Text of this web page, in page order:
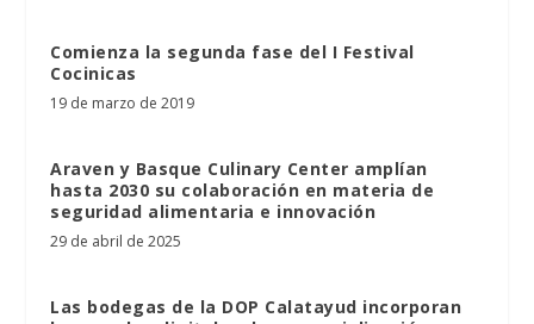
Comienza la segunda fase del I Festival
Cocinicas
19 de marzo de 2019
Araven y Basque Culinary Center amplían
hasta 2030 su colaboración en materia de
seguridad alimentaria e innovación
29 de abril de 2025
Las bodegas de la DOP Calatayud incorporan